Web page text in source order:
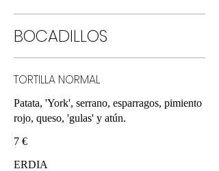
BOCADILLOS
TORTILLA NORMAL
Patata, 'York', serrano, esparragos, pimiento
rojo, queso, 'gulas' y atún.
7 €
ERDIA